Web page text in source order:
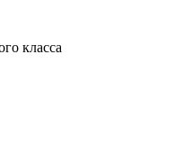
класса